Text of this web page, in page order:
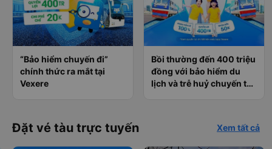
“Bảo hiểm chuyến đi”
chính thức ra mắt tại
Vexere
Bồi thường đến 400 triệu
đồng với bảo hiểm du
lịch và trễ huỷ chuyến tàu
Đặt vé tàu trực tuyến Xem tất cả